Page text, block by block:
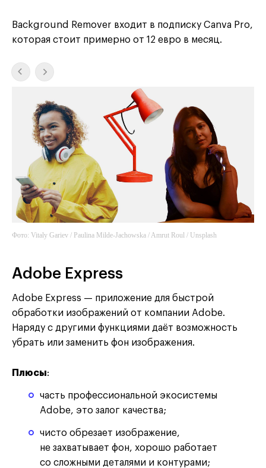
Background Remover входит в подписку Canva Pro,
которая стоит примерно от 12 евро в месяц.
Фото: Vitaly Gariev / Paulina Milde-Jachowska / Amrut Roul / Unsplash
Canva
Adobe Express
Adobe Express — приложение для быстрой
обработки изображений от компании Adobe.
Наряду с другими функциями даёт возможность
убрать или заменить фон изображения.
Плюсы:
часть профессиональной экосистемы
Adobe, это залог качества;
чисто обрезает изображение,
не захватывает фон, хорошо работает
со сложными деталями и контурами;